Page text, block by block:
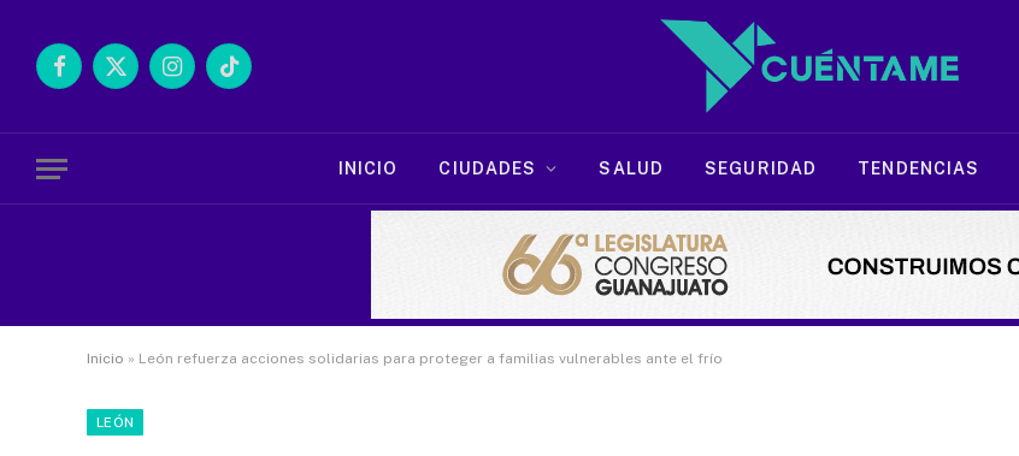
Facebook
X
InstagramTikTok
INICIO CIUDADES SALUD SEGURIDAD TENDENCIAS
Inicio » León refuerza acciones solidarias para proteger a familias vulnerables ante el frío
LEÓN